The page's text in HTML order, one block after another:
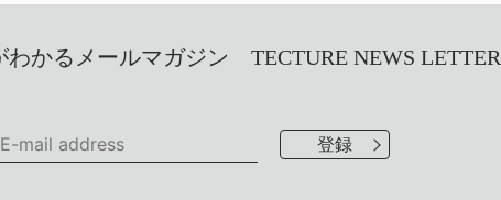
わかるメールマガジン TECTURE NEWS LETTER